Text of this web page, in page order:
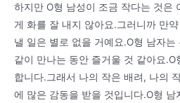
하지만 O형 남성이 조금 작다는 것은
게 화를 잘 내지 않아요.그러니까 만
낼 일은 별로 없을 거예요.O형 남자는
같이 만나는 동안 즐거울 것 같아요
합니다.그래서 나의 작은 배려, 나의
에 많은 감동을 받을 것입니다.O형